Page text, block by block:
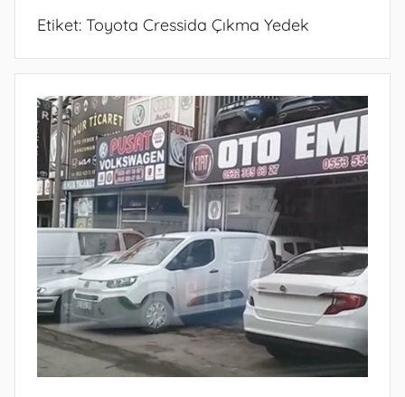
Etiket: Toyota Cressida Çıkma Yedek